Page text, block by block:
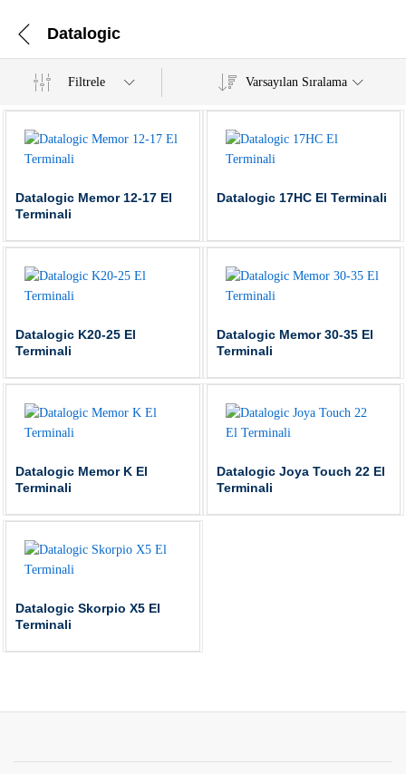
Datalogic
Filtrele Varsayılan Sıralama
Datalogic Memor 12-17 El
Terminali
Datalogic 17HC El Terminali
Datalogic K20-25 El
Terminali
Datalogic Memor 30-35 El
Terminali
Datalogic Memor K El
Terminali
Datalogic Joya Touch 22 El
Terminali
Datalogic Skorpio X5 El
Terminali